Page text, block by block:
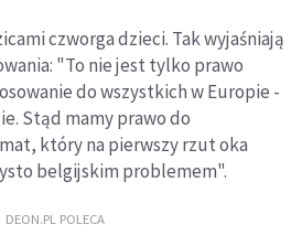
czworga dzieci. Tak wyjaśniają
"To nie jest tylko prawo
do wszystkich w Europie -
Stąd mamy prawo do
który na pierwszy rzut oka
belgijskim problemem".
DEON.PL POLECA